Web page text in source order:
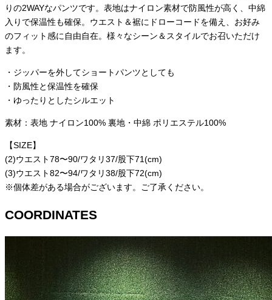
りの2WAYなパンツです。表地はナイロン素材で防風性が高く、中綿
入りで保温性も確保。ウエスト＆裾にドローコードを備え、お好み
のフィット感に自由自在。様々なシーン＆スタイルでお召いただけ
ます。
・ジッパーを外してショートパンツとしても
・防風性と保温性を確保
・ゆったりとしたシルエット
素材：表地 ナイロン100% 裏地・中綿 ポリエステル100%
【SIZE】
(2)ウエスト78〜90/ワタリ37/股下71(cm)
(3)ウエスト82〜94/ワタリ38/股下72(cm)
※個体差がある場合がございます。ご了承ください。
COORDINATES